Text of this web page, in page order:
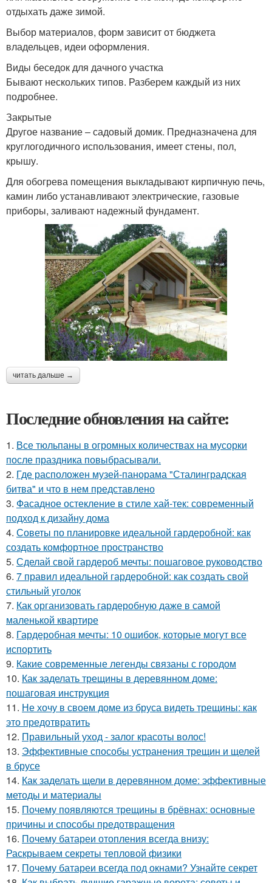
отдыхать даже зимой.
Выбор материалов, форм зависит от бюджета
владельцев, идеи оформления.
Виды беседок для дачного участка
Бывают нескольких типов. Разберем каждый из них
подробнее.
Закрытые
Другое название ‒ садовый домик. Предназначена для
круглогодичного использования, имеет стены, пол,
крышу.
Для обогрева помещения выкладывают кирпичную печь,
камин либо устанавливают электрические, газовые
приборы, заливают надежный фундамент.
читать дальше →
Последние обновления на сайте:
1. Все тюльпаны в огромных количествах на мусорки
после праздника повыбрасывали.
2. Где расположен музей-панорама "Сталинградская
битва" и что в нем представлено
3. Фасадное остекление в стиле хай-тек: современный
подход к дизайну дома
4. Советы по планировке идеальной гардеробной: как
создать комфортное пространство
5. Сделай свой гардероб мечты: пошаговое руководство
6. 7 правил идеальной гардеробной: как создать свой
стильный уголок
7. Как организовать гардеробную даже в самой
маленькой квартире
8. Гардеробная мечты: 10 ошибок, которые могут все
испортить
9. Какие современные легенды связаны с городом
10. Как заделать трещины в деревянном доме:
пошаговая инструкция
11. Не хочу в своем доме из бруса видеть трещины: как
это предотвратить
12. Правильный уход - залог красоты волос!
13. Эффективные способы устранения трещин и щелей
в брусе
14. Как заделать щели в деревянном доме: эффективные
методы и материалы
15. Почему появляются трещины в брёвнах: основные
причины и способы предотвращения
16. Почему батареи отопления всегда внизу:
Раскрываем секреты тепловой физики
17. Почему батареи всегда под окнами? Узнайте секрет